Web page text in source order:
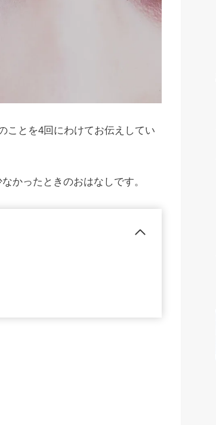
ことを4回にわけてお伝えしてい
かったときのおはなしです。